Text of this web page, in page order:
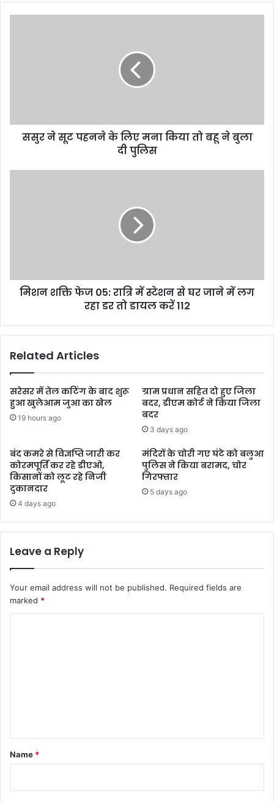
ससुर ने सूट पहनने के लिए मना किया तो बहू ने बुला
दी पुलिस
मिशन शक्ति फेज 05: रात्रि में स्टेशन से घर जाने में लग
रहा डर तो डायल करें 112
Related Articles
सरेसर में तेल कटिंग के बाद शुरू
हुआ खुलेआम जुआ का खेल
19 hours ago
ग्राम प्रधान सहित दो हुए जिला
बदर, डीएम कोर्ट ने किया जिला
बदर
3 days ago
बंद कमरे से विज्ञप्ति जारी कर
कोरमपूर्ति कर रहे डीएओ,
किसानों को लूट रहे निजी
दुकानदार
4 days ago
मंदिरों के चोरी गए घंटे को बलुआ
पुलिस ने किया बरामद, चोर
गिरफ्तार
5 days ago
Leave a Reply
Your email address will not be published. Required fields are
marked *
*
Name *